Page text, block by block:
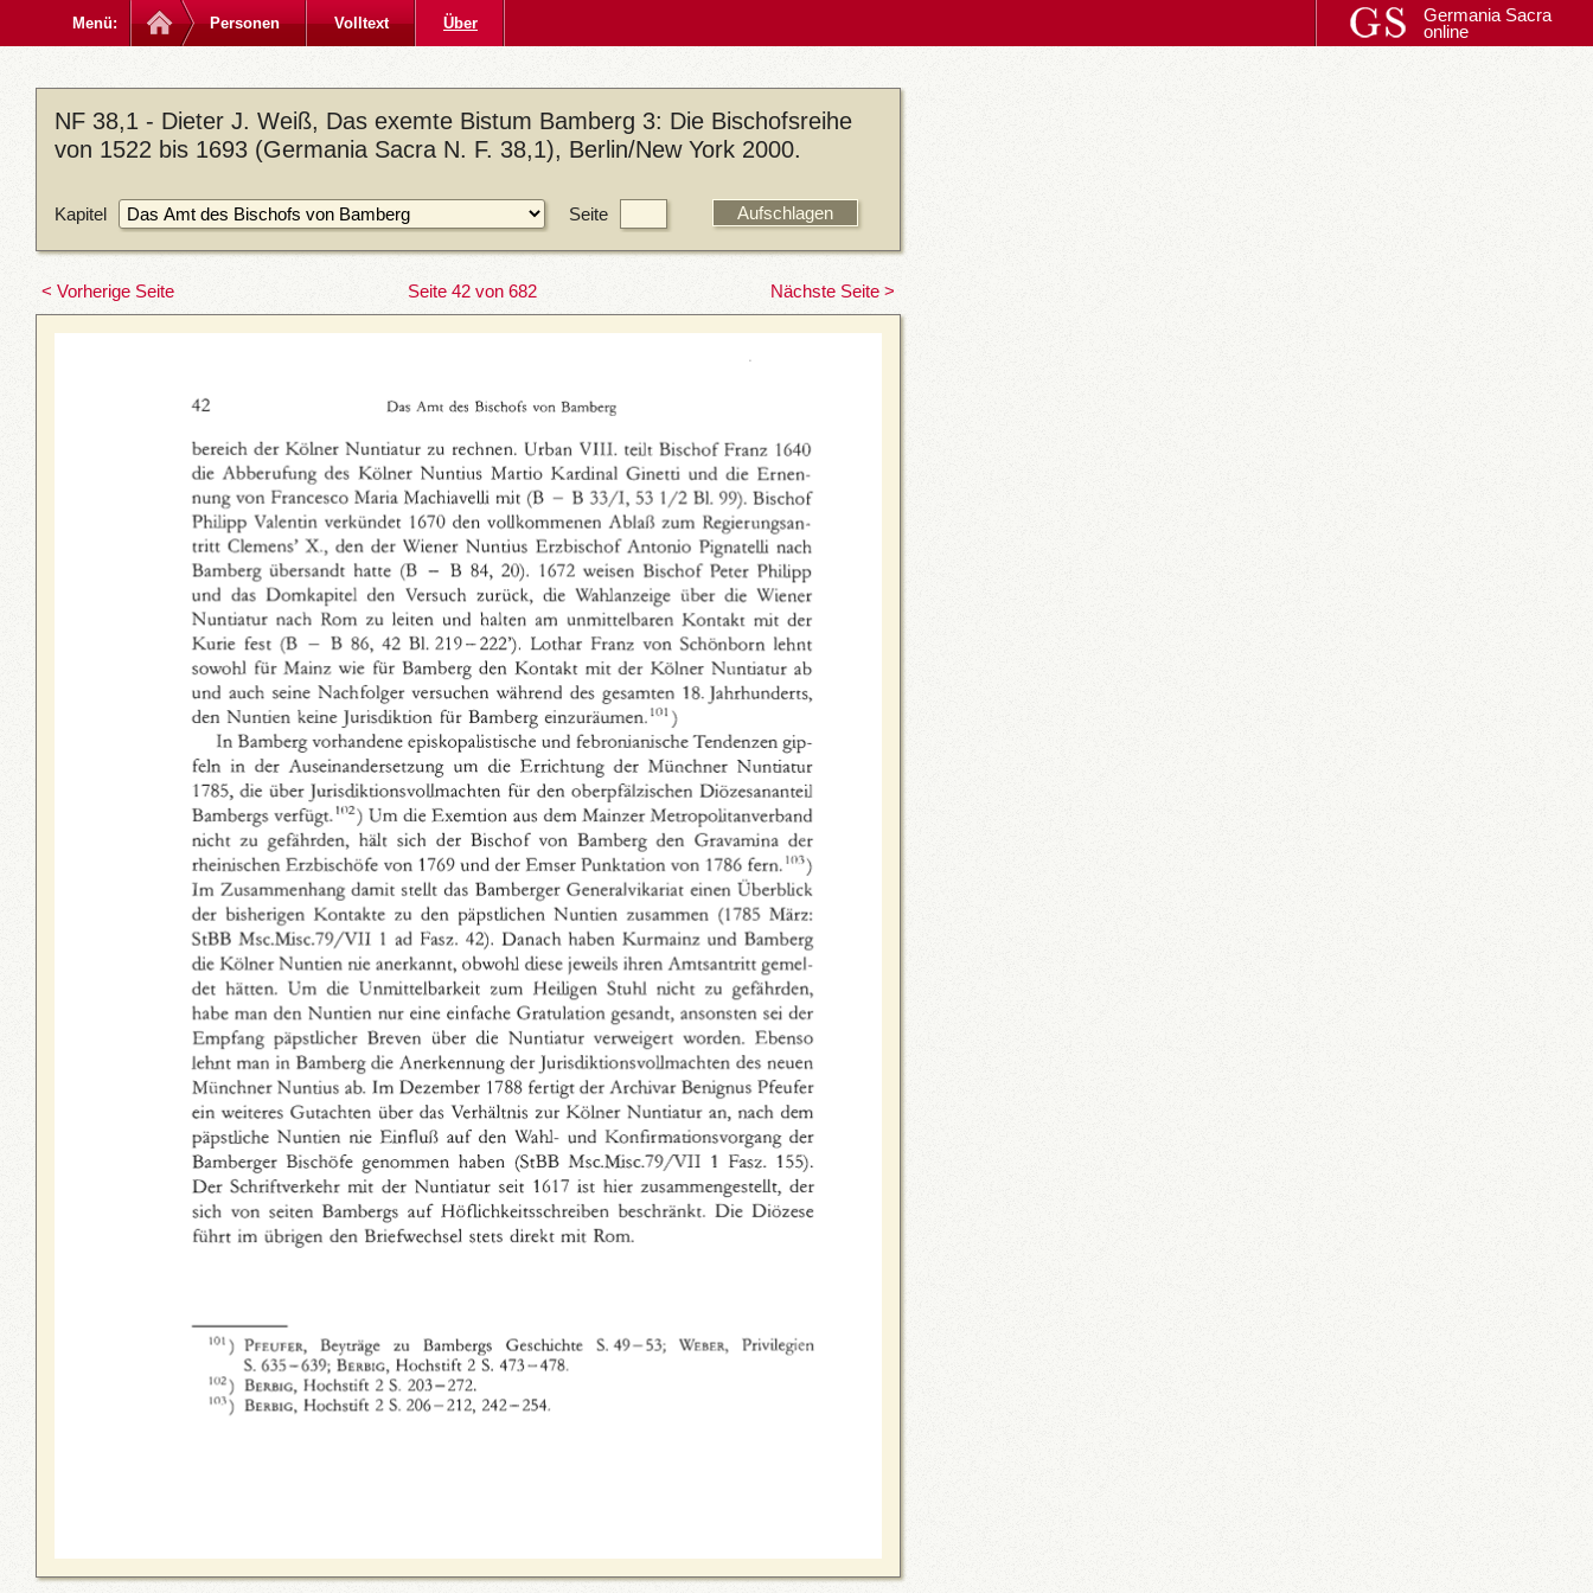
Menü: Personen Volltext Über
Germania Sacra
online
NF 38,1 - Dieter J. Weiß, Das exemte Bistum Bamberg 3: Die Bischofsreihe
von 1522 bis 1693 (Germania Sacra N. F. 38,1), Berlin/New York 2000.
Kapitel Seite
< Vorherige Seite Seite 42 von 682 Nächste Seite >